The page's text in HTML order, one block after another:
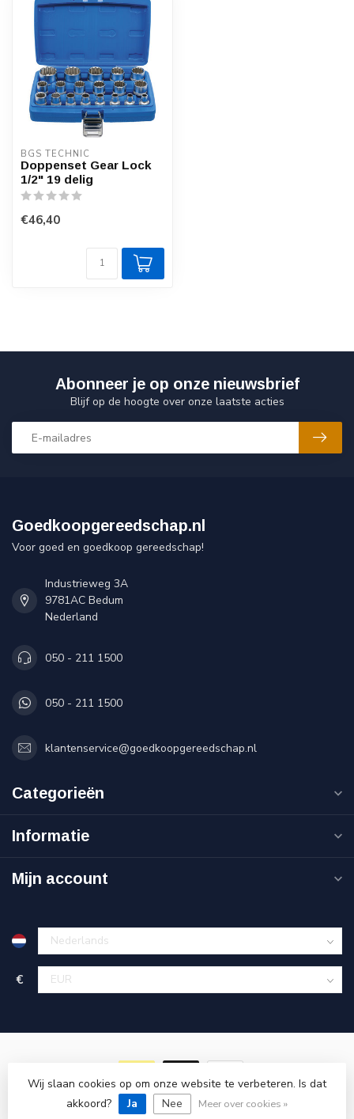
BGS TECHNIC
Doppenset Gear Lock
1/2" 19 delig
€46,40
Abonneer je op onze nieuwsbrief
Blijf op de hoogte over onze laatste acties
Goedkoopgereedschap.nl
Voor goed en goedkoop gereedschap!
Industrieweg 3A
9781AC Bedum
Nederland
050 - 211 1500
050 - 211 1500
klantenservice@goedkoopgereedschap.nl
Categorieën
Informatie
Mijn account
€
© Copyright 2026 Goedkoopgereedschap.nl
Wij slaan cookies op om onze website te verbeteren. Is dat
akkoord?
Ja Nee Meer over cookies »